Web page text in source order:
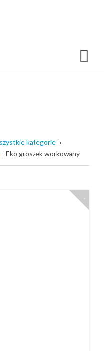
kategorie
Eko groszek workowany